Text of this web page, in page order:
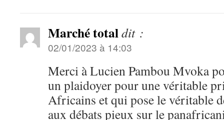
Marché totaldit :
02/01/2023 à 14:03
Merci à Lucien Pambou Mvoka
un plaidoyer pour une véritable
Africains et qui pose le véritable
aux débats pieux sur le